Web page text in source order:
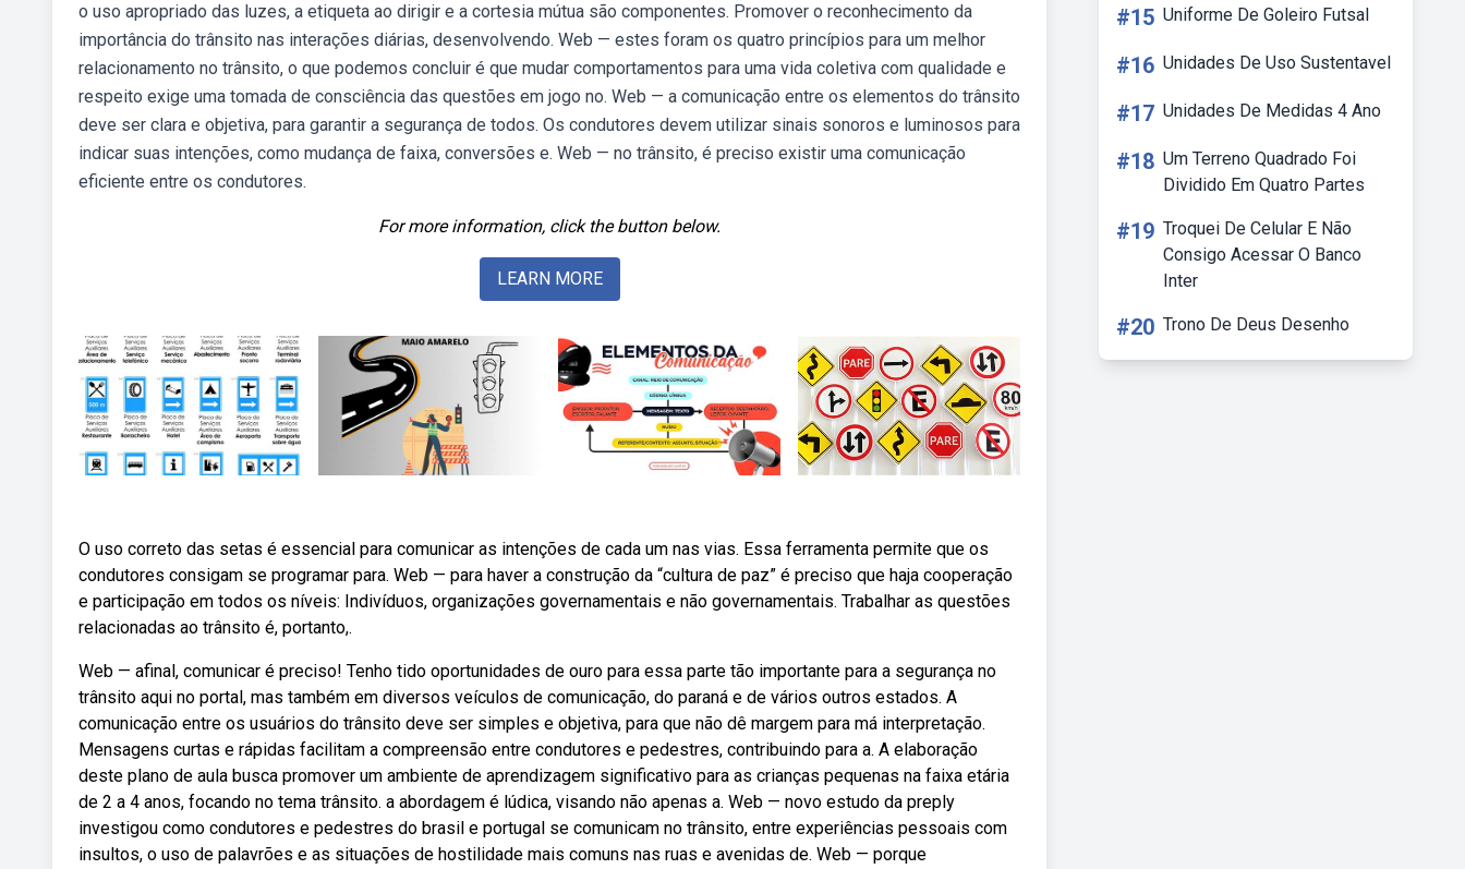
o uso apropriado das luzes, a etiqueta ao dirigir e a cortesia mútua são componentes. Promover o reconhecimento da
importância do trânsito nas interações diárias, desenvolvendo. Web — estes foram os quatro princípios para um melhor
relacionamento no trânsito, o que podemos concluir é que mudar comportamentos para uma vida coletiva com qualidade e
respeito exige uma tomada de consciência das questões em jogo no. Web — a comunicação entre os elementos do trânsito
deve ser clara e objetiva, para garantir a segurança de todos. Os condutores devem utilizar sinais sonoros e luminosos para
indicar suas intenções, como mudança de faixa, conversões e. Web — no trânsito, é preciso existir uma comunicação
eficiente entre os condutores.
For more information, click the button below.
LEARN MORE
O uso correto das setas é essencial para comunicar as intenções de cada um nas vias. Essa ferramenta permite que os
condutores consigam se programar para. Web — para haver a construção da “cultura de paz” é preciso que haja cooperação
e participação em todos os níveis: Indivíduos, organizações governamentais e não governamentais. Trabalhar as questões
relacionadas ao trânsito é, portanto,.
Web — afinal, comunicar é preciso! Tenho tido oportunidades de ouro para essa parte tão importante para a segurança no
trânsito aqui no portal, mas também em diversos veículos de comunicação, do paraná e de vários outros estados. A
comunicação entre os usuários do trânsito deve ser simples e objetiva, para que não dê margem para má interpretação.
Mensagens curtas e rápidas facilitam a compreensão entre condutores e pedestres, contribuindo para a. A elaboração
deste plano de aula busca promover um ambiente de aprendizagem significativo para as crianças pequenas na faixa etária
de 2 a 4 anos, focando no tema trânsito. a abordagem é lúdica, visando não apenas a. Web — novo estudo da preply
investigou como condutores e pedestres do brasil e portugal se comunicam no trânsito, entre experiências pessoais com
insultos, o uso de palavrões e as situações de hostilidade mais comuns nas ruas e avenidas de. Web — porque
#15 Uniforme De Goleiro Futsal
#16 Unidades De Uso Sustentavel
#17 Unidades De Medidas 4 Ano
#18 Um Terreno Quadrado Foi
Dividido Em Quatro Partes
#19 Troquei De Celular E Não
Consigo Acessar O Banco
Inter
#20 Trono De Deus Desenho